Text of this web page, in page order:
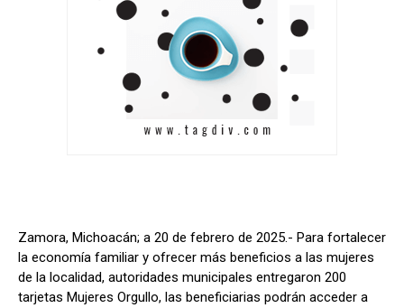
Zamora, Michoacán; a 20 de febrero de 2025.- Para fortalecer
la economía familiar y ofrecer más beneficios a las mujeres
de la localidad, autoridades municipales entregaron 200
tarjetas Mujeres Orgullo, las beneficiarias podrán acceder a